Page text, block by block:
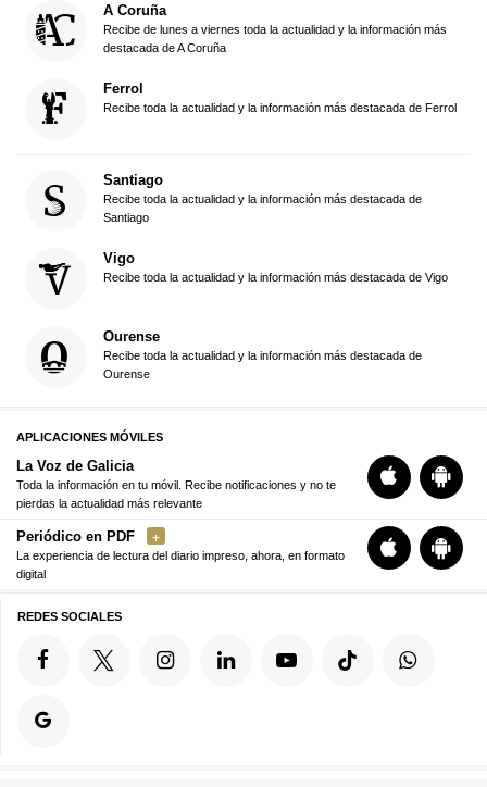
A Coruña
Recibe de lunes a viernes toda la actualidad y la información más
destacada de A Coruña
Ferrol
Recibe toda la actualidad y la información más destacada de Ferrol
Santiago
Recibe toda la actualidad y la información más destacada de
Santiago
Vigo
Recibe toda la actualidad y la información más destacada de Vigo
Ourense
Recibe toda la actualidad y la información más destacada de
Ourense
APLICACIONES MÓVILES
La Voz de Galicia
Toda la información en tu móvil. Recibe notificaciones y no te
pierdas la actualidad más relevante
Periódico en PDF
La experiencia de lectura del diario impreso, ahora, en formato
digital
REDES SOCIALES